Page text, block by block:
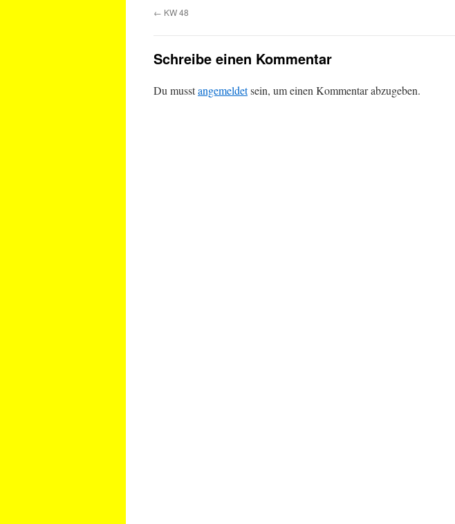
← KW 48
Schreibe einen Kommentar
Du musstangemeldetsein, um einen Kommentar abzugeben.